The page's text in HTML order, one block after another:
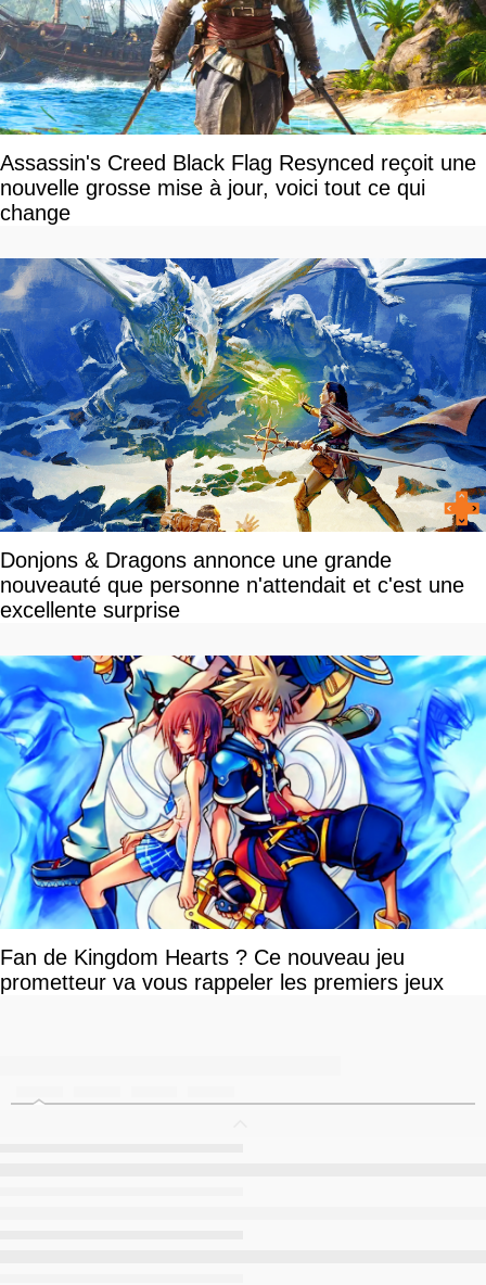
Assassin's Creed Black Flag Resynced reçoit une
nouvelle grosse mise à jour, voici tout ce qui
change
Donjons & Dragons annonce une grande
nouveauté que personne n'attendait et c'est une
excellente surprise
Fan de Kingdom Hearts ? Ce nouveau jeu
prometteur va vous rappeler les premiers jeux